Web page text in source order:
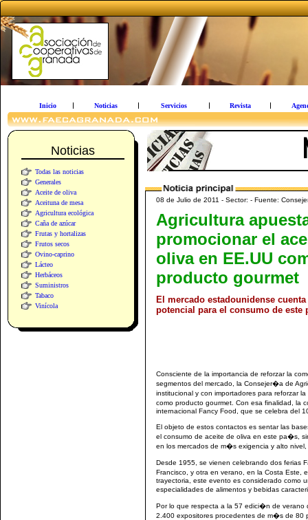
Inicio Noticias Servicios Revista
Noticias
Todas las noticias
Generales
Aceite de oliva
Aceituna de mesa
Agricultura ecológica
Caña de azúcar
Frutas y hortalizas
Frutos secos
Ovino-caprino
Lácteo
Herbáceos
Suministros
Tabaco
Vinícola
08 de Julio de 2011 - Sector: - Fuente:
Agricultura
promocionar el
oliva en EE.UU
producto gourmet
El mercado estadounidense
potencial para el consumo de este
Consciente de la importancia de reforzar la
segmentos del mercado, la Consejer�a de
institucional y con importadores para reforzar
como producto gourmet. Con esa finalidad, la
internacional Fancy Food, que se celebra del
El objeto de estos contactos es sentar las
el consumo de aceite de oliva en este pa�s,
en los mercados de m�s exigencia y alto
Desde 1955, se vienen celebrando dos ferias
Francisco, y otra en verano, en la Costa Este,
trayectoria, este evento es considerado como
especialidades de alimentos y bebidas
Por lo que respecta a la 57 edici�n de
2.400 expositores procedentes de m�s de